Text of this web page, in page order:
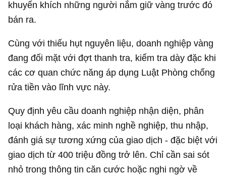
khuyến khích những người nắm giữ vàng trước đó
bán ra.
Cùng với thiếu hụt nguyên liệu, doanh nghiệp vàng
đang đối mặt với đợt thanh tra, kiểm tra dày đặc khi
các cơ quan chức năng áp dụng Luật Phòng chống
rửa tiền vào lĩnh vực này.
Quy định yêu cầu doanh nghiệp nhận diện, phân
loại khách hàng, xác minh nghề nghiệp, thu nhập,
đánh giá sự tương xứng của giao dịch - đặc biệt với
giao dịch từ 400 triệu đồng trở lên. Chỉ cần sai sót
nhỏ trong thông tin căn cước hoặc nghi ngờ về